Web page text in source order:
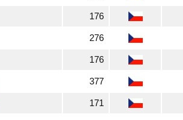
176
276
176
377
171